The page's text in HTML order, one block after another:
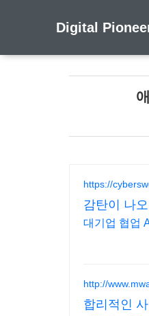
Digital
https://
감탄이 나
대기업 협업
http://
합리적인